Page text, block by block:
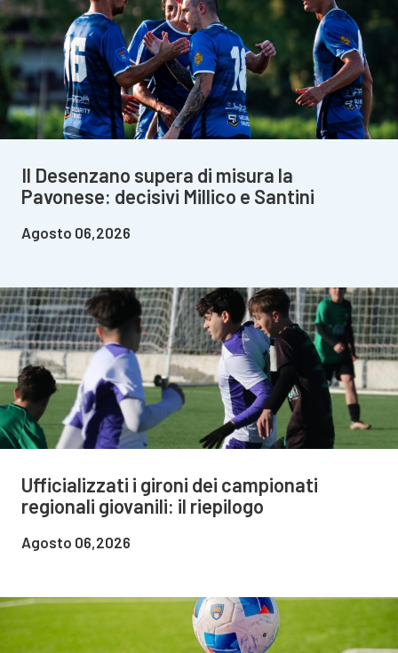
Il Desenzano supera di misura la
Pavonese: decisivi Millico e Santini
Agosto 06,2026
Ufficializzati i gironi dei campionati
regionali giovanili: il riepilogo
Agosto 06,2026